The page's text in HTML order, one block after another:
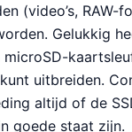
(video’s, RAW-
Gelukkig
microSD-
uitbreiden.
altijd of de
goede staat zijn.